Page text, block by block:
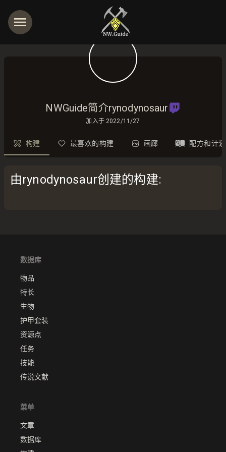
NWGuide简介rynodynosaur
加入于 2022/11/27
构建 最喜欢的构建 画廊 配方和计
由rynodynosaur创建的构建:
数据库
物品
特长
生物
护甲套装
资源点
任务
技能
传说文献
菜单
文章
数据库